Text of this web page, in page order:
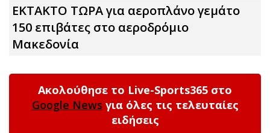
ΕΚΤΑΚΤΟ ΤΩΡΑ για αεροπλάνο γεμάτο
150 επιβάτες στο αεροδρόμιο
Μακεδονία
Ακολούθησε το Live-Sports365 στο
Google News για όλες τις τελευταίες
ειδήσεις